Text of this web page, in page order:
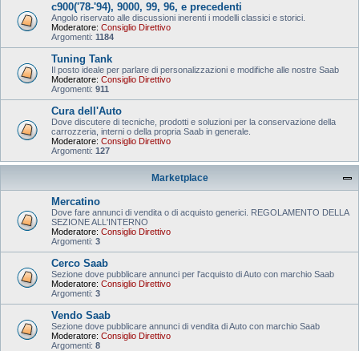
c900('78-'94), 9000, 99, 96, e precedenti
Angolo riservato alle discussioni inerenti i modelli classici e storici.
Moderatore: Consiglio Direttivo
Argomenti: 1184
Tuning Tank
Il posto ideale per parlare di personalizzazioni e modifiche alle nostre Saab
Moderatore: Consiglio Direttivo
Argomenti: 911
Cura dell'Auto
Dove discutere di tecniche, prodotti e soluzioni per la conservazione della
carrozzeria, interni o della propria Saab in generale.
Moderatore: Consiglio Direttivo
Argomenti: 127
Marketplace
Mercatino
Dove fare annunci di vendita o di acquisto generici. REGOLAMENTO DELLA
SEZIONE ALL'INTERNO
Moderatore: Consiglio Direttivo
Argomenti: 3
Cerco Saab
Sezione dove pubblicare annunci per l'acquisto di Auto con marchio Saab
Moderatore: Consiglio Direttivo
Argomenti: 3
Vendo Saab
Sezione dove pubblicare annunci di vendita di Auto con marchio Saab
Moderatore: Consiglio Direttivo
Argomenti: 8